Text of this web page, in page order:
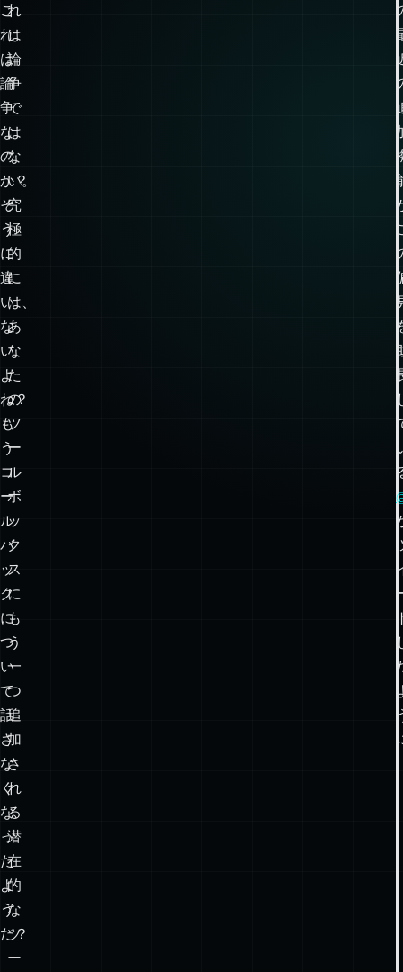
こ
れ
は
論
争
な
の
か？
そ
う
に
違
い
な
い
よ
ね？
も
う
コ
ー
ル
バ
ッ
ク
に
つ
い
て
話
さ
な
く
な
っ
た
よ
う
だ？
れ
は
論
争
で
は
な
い。
究
極
的
に
は、
あ
な
た
の
ツ
ー
ル
ボ
ッ
ク
ス
に
も
う
一
つ
追
加
さ
れ
る
潜
在
的
な
ツ
ー